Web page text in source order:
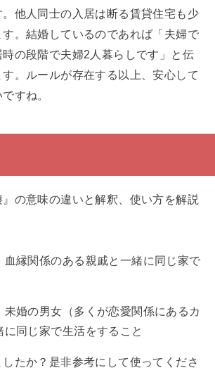
他人同士の入居は断る賃貸住宅も少
。結婚しているのであれば「夫婦で
の段階で夫婦2人暮らしです」と伝
。ルールが存在する以上、安心して
すね。
』の意味の違いと解釈、使い方を解説
血縁関係のある親戚と一緒に同じ家で
未婚の男女（多くが恋愛関係にあるカ
に同じ家で生活をすること
たか？是非参考にして使ってくださ